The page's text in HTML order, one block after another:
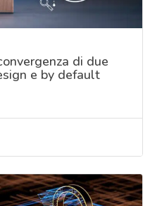
di due
e by default